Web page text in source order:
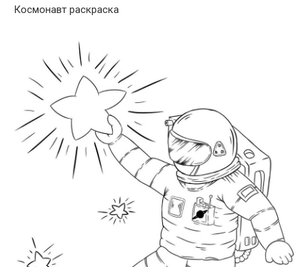
Космонавт раскраска